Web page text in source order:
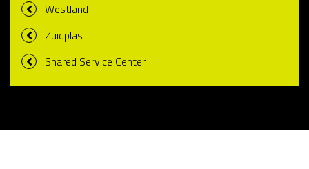
Westland
Zuidplas
Shared Service Center